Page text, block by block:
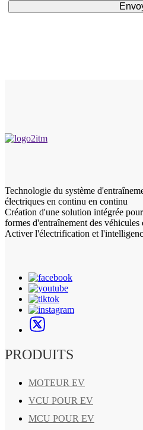
Technologie du système
électriques en continu en continu
Création d'une solution intégrée
formes d'entraînement des véhicules
Activer l'électrification et
PRODUITS
MOTEUR EV
VCU POUR EV
MCU POUR EV